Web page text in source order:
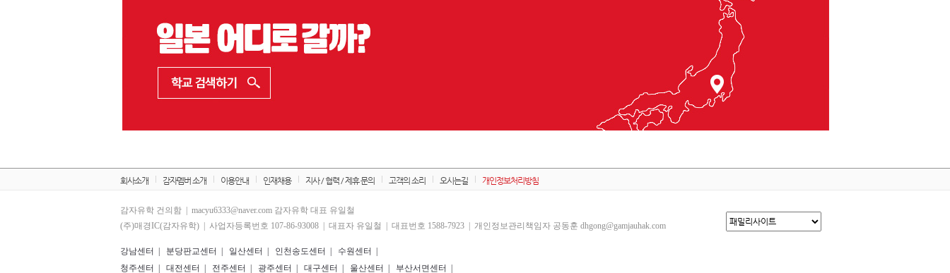
회사소개 감자멤버 소개 이용안내 인재채용 지사 / 협력 / 제휴 문의 고객의 소리 오시는길 개인정보처리방침
감자유학 건의함 | macyu6333@naver.com 감자유학 대표 유일철
(주)매경IC(감자유학) | 사업자등록번호 107-86-93008 | 대표자 유일철 | 대표번호 1588-7923 | 개인정보관리책임자 공동훈 dhgong@gamjauhak.com
강남센터 분당판교센터 일산센터 인천송도센터 수원센터
청주센터
대전센터 전주센터 광주센터 대구센터 울산센터 부산서면센터